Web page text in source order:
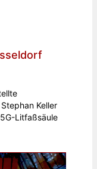
Keller
Litfaßsäule